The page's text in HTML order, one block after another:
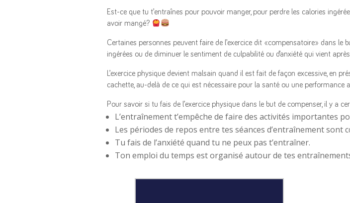
Est-ce que tu t’entraînes pour pouvoir manger, pour perdre les calories
avoir mangé?
Certaines personnes peuvent faire de l’exercice dit «compensatoire» dans le
ingérées ou de diminuer le sentiment de culpabilité ou d’anxiété qui vient
L’exercice physique devient malsain quand il est fait de façon excessive, en
cachette, au-delà de ce qui est nécessaire pour la santé ou une performance
Pour savoir si tu fais de l’exercice physique dans le but de compenser, il y a
L’entraînement t’empêche de faire des activités importantes
Les périodes de repos entre tes séances d’entraînement sont
Tu fais de l’anxiété quand tu ne peux pas t’entraîner.
Ton emploi du temps est organisé autour de tes